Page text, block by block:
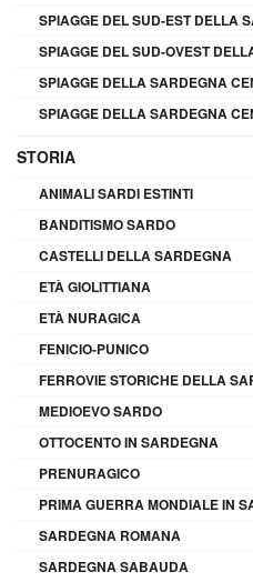
SPIAGGE DEL SUD-EST DELLA
SPIAGGE DEL SUD-OVEST
SPIAGGE DELLA SARDEGNA
SPIAGGE DELLA SARDEGNA
STORIA
ANIMALI SARDI ESTINTI
BANDITISMO SARDO
CASTELLI DELLA SARDEGNA
ETÀ GIOLITTIANA
ETÀ NURAGICA
FENICIO-PUNICO
FERROVIE STORICHE DELLA
MEDIOEVO SARDO
OTTOCENTO IN SARDEGNA
PRENURAGICO
PRIMA GUERRA MONDIALE IN
SARDEGNA ROMANA
SARDEGNA SABAUDA